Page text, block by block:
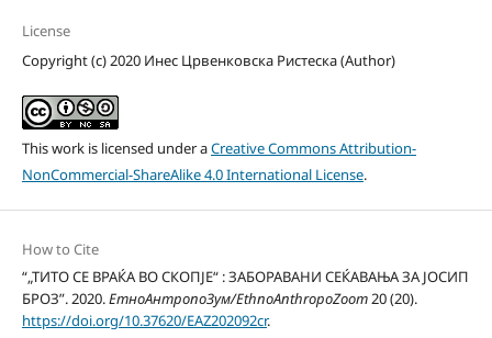
License
Copyright (c) 2020 Инес Црвенковска Ристеска (Author)
This work is licensed under aCreative Commons Attribution-
NonCommercial-ShareAlike 4.0 International License.
How to Cite
“„ТИТО СЕ ВРАЌА ВО СКОПЈЕ“ : ЗАБОРАВАНИ СЕЌАВАЊА ЗА ЈОСИП
БРОЗ”. 2020.ЕтноАнтропоЗум/EthnoAnthropoZoom20 (20).
https://doi.org/10.37620/EAZ202092cr.